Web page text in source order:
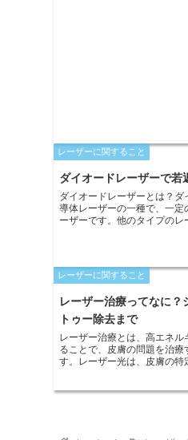
レーザーに関すること
ダイオードレーザーで若
ダイオードレーザーとは？
導体レーザーの一種で、一定
ーザーです。他のタイプのレ
収されやすく、脱毛やシミ
ています。波長の異なる複
使用することにより、幅広い
レーザーに関すること
レーザー治療ってなに？
トゥー除去まで
レーザー治療とは、高エネル
ることで、皮膚の問題を治
す。レーザー光は、皮膚の特
れ、熱エネルギーに変換さ